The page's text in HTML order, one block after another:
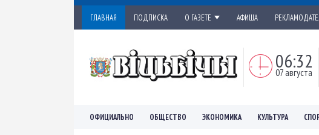
ГЛАВНАЯ ПОДПИСКА О ГАЗЕТЕ АФИША
06:32
07 августа
ОФИЦИАЛЬНО ОБЩЕСТВО ЭКОНОМИКА КУЛЬТУРА